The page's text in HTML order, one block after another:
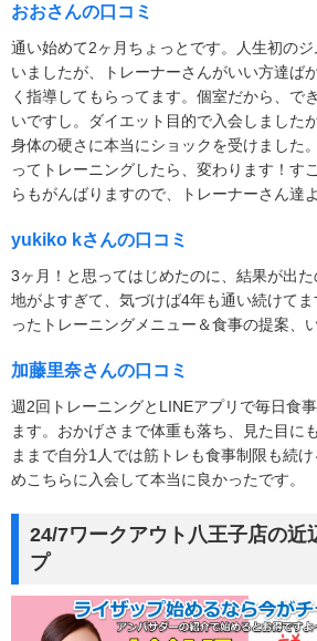
おおさんの口コミ
通い始めて2ヶ月ちょっとです。人生初の
いましたが、トレーナーさんがいい方達ば
く指導してもらってます。個室だから、で
いですし。ダイエット目的で入会しました
身体の硬さに本当にショックを受けました
ってトレーニングしたら、変わります！す
らもがんばりますので、トレーナーさん達
yukiko kさんの口コミ
3ヶ月！と思ってはじめたのに、結果が出
地がよすぎて、気づけば4年も通い続けて
ったトレーニングメニュー＆食事の提案、
加藤里奈さんの口コミ
週2回トレーニングとLINEアプリで毎日食
ます。おかげさまで体重も落ち、見た目に
ままで自分1人では筋トレも食事制限も続
めこちらに入会して本当に良かったです。
24/7ワークアウト八王子店の近
プ